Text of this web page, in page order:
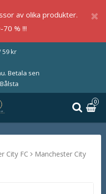
av olika produkter.
% !!!
59 kr
Betala sen
0
City FC
Manchester City